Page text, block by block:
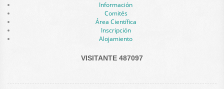
Información
Comités
Área Científica
Inscripción
Alojamiento
VISITANTE 487097